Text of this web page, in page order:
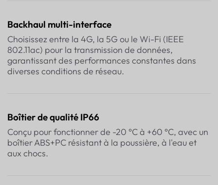
Backhaul multi-interface
Choisissez entre la 4G, la 5G ou le Wi-Fi (IEEE
802.11ac) pour la transmission de données,
garantissant des performances constantes dans
diverses conditions de réseau.
Boîtier de qualité IP66
Conçu pour fonctionner de -20 °C à +60 °C, avec un
boîtier ABS+PC résistant à la poussière, à l'eau et
aux chocs.